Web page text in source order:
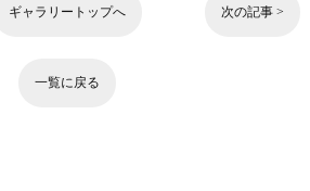
ギャラリートップへ 次の記事 >
一覧に戻る